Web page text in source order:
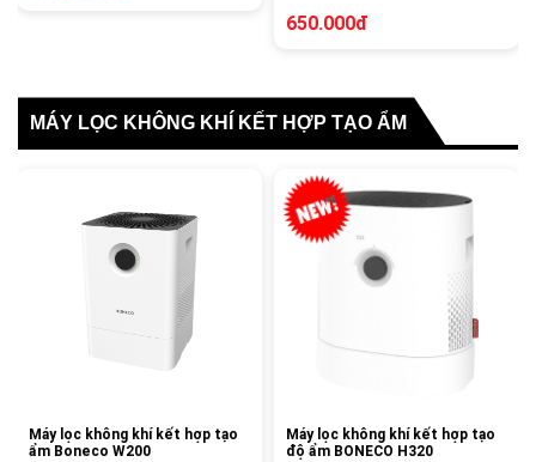
650.000đ
MÁY LỌC KHÔNG KHÍ KẾT HỢP TẠO ẨM
Máy lọc không khí kết hợp tạo
ẩm Boneco W200
Máy lọc không khí kết hợp tạo
độ ẩm BONECO H320